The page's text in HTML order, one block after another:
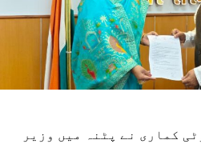
کماری نے پٹنہ میں وزیر